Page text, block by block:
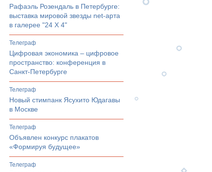
Рафаэль Розендаль в Петербурге:
выставка мировой звезды net-арта
в галерее "24 Х 4"
телеграф
Цифровая экономика – цифровое
пространство: конференция в
Санкт-Петербурге
телеграф
Новый стимпанк Ясухито Юдагавы
в Москве
телеграф
Объявлен конкурс плакатов
«Формируя будущее»
телеграф